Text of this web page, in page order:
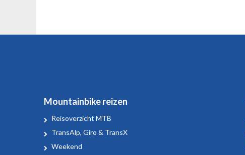
Mountainbike reizen
Reisoverzicht MTB
TransAlp, Giro & TransX
Weekend